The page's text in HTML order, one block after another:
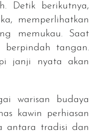
Detik berikutnya,
memperlihatkan
memukau. Saat
berpindah tangan.
janji nyata akan
warisan budaya
kawin perhiasan
antara tradisi dan